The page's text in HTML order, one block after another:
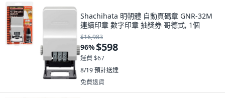
Shachihata 明朝體 自動頁碼章 GNR-32M
連續印章 數字印章 抽獎券 哥德式, 1個
$16,983
96%$598
運費 $67
8/19預計送達
免費退貨